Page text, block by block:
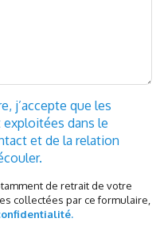
j’accepte que les
dans le
et de la relation
de retrait de votre
collectées par ce formulaire,